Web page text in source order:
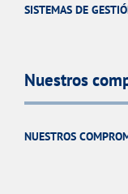
SISTEMAS DE
Nuestros
NUESTROS